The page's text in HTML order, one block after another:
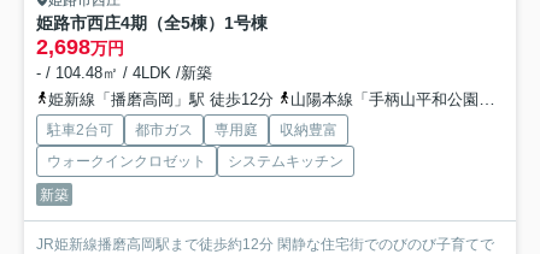
姫路市西庄4期（全5棟）1号棟
2,698万円
- / 104.48㎡ / 4LDK /新築
姫新線「播磨高岡」駅 徒歩12分
山陽本線「手柄山平和公園」駅 徒歩25分
駐車2台可 都市ガス 専用庭
収納豊富
ウォークインクロゼット
システムキッチン
新築
JR姫新線播磨高岡駅まで徒歩約12分 閑静な住宅街でのびのび子育てで